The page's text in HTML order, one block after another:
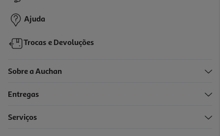
1,97 €
-55%
Ajuda
Trocas e Devoluções
Sobre a Auchan
Entregas
Serviços